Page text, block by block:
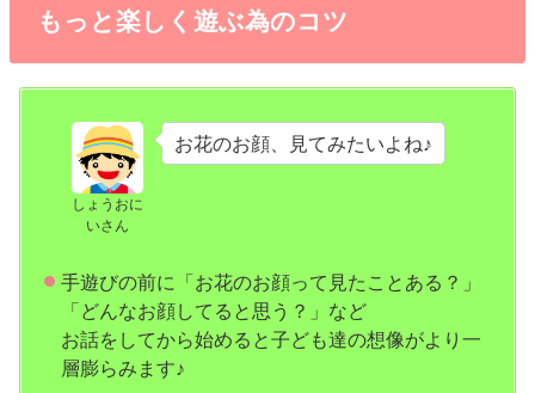
もっと楽しく遊ぶ為のコツ
しょうおに
いさん
お花のお顔、見てみたいよね♪
手遊びの前に「お花のお顔って見たことある？」
「どんなお顔してると思う？」など
お話をしてから始めると子ども達の想像がより一
層膨らみます♪